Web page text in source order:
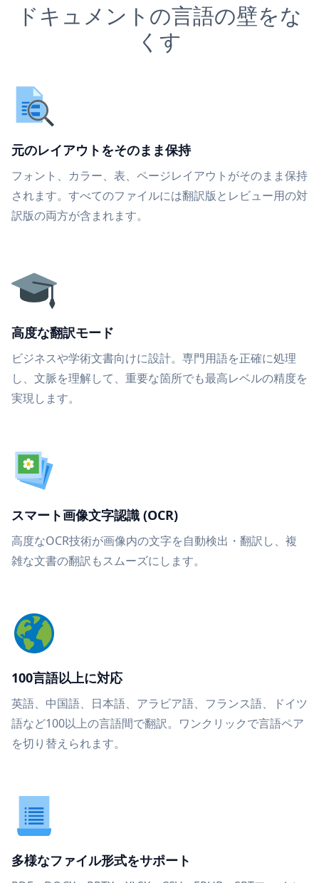
ドキュメントの言語の壁をな
くす
元のレイアウトをそのまま保持
フォント、カラー、表、ページレイアウトがそのまま保持
されます。すべてのファイルには翻訳版とレビュー用の対
訳版の両方が含まれます。
高度な翻訳モード
ビジネスや学術文書向けに設計。専門用語を正確に処理
し、文脈を理解して、重要な箇所でも最高レベルの精度を
実現します。
スマート画像文字認識 (OCR)
高度なOCR技術が画像内の文字を自動検出・翻訳し、複
雑な文書の翻訳もスムーズにします。
100言語以上に対応
英語、中国語、日本語、アラビア語、フランス語、ドイツ
語など100以上の言語間で翻訳。ワンクリックで言語ペア
を切り替えられます。
多様なファイル形式をサポート